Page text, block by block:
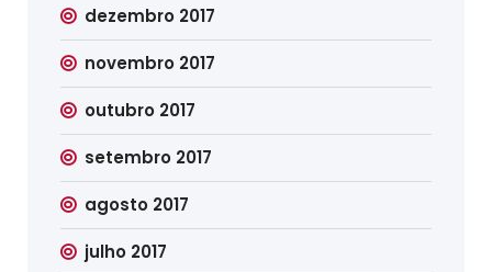
dezembro 2017
novembro 2017
outubro 2017
setembro 2017
agosto 2017
julho 2017